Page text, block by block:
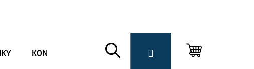
KONTAKT Hledat PřihlášeníNákupní